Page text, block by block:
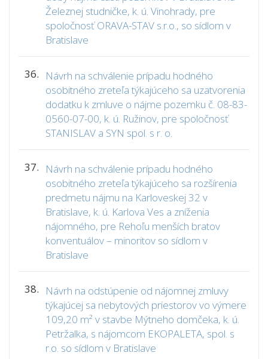
Železnej studničke, k. ú. Vinohrady, pre
spoločnosť ORAVA-STAV s.r.o., so sídlom v
Bratislave
36.
Návrh na schválenie prípadu hodného
osobitného zreteľa týkajúceho sa uzatvorenia
dodatku k zmluve o nájme pozemku č. 08-83-
0560-07-00, k. ú. Ružinov, pre spoločnosť
STANISLAV a SYN spol. s r. o.
37.
Návrh na schválenie prípadu hodného
osobitného zreteľa týkajúceho sa rozšírenia
predmetu nájmu na Karloveskej 32 v
Bratislave, k. ú. Karlova Ves a zníženia
nájomného, pre Rehoľu menších bratov
konventuálov – minoritov so sídlom v
Bratislave
38.
Návrh na odstúpenie od nájomnej zmluvy
týkajúcej sa nebytových priestorov vo výmere
109,20 m² v stavbe Mýtneho domčeka, k. ú.
Petržalka, s nájomcom EKOPALETA, spol. s
r.o. so sídlom v Bratislave